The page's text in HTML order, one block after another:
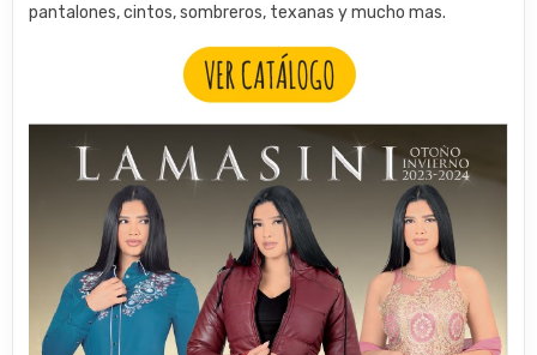
pantalones, cintos, sombreros, texanas y mucho mas.